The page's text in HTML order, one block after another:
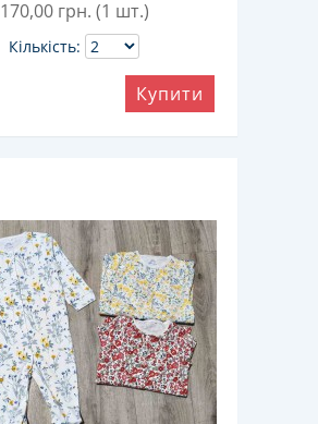
170,00 грн. (1 шт.)
Кількість:
Купити